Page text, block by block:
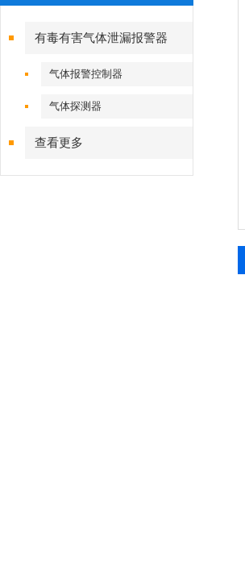
有毒有害气体泄漏报警器
气体报警控制器
气体探测器
查看更多